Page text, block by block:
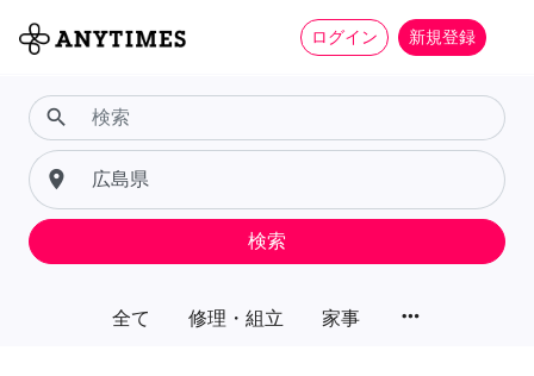
ログイン 新規登録
全て 修理・組立 家事 more_horiz
search
place
検索